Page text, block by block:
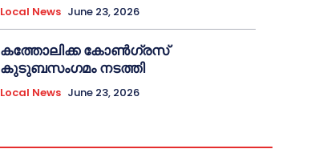
Local News June 23, 2026
കത്തോലിക്ക കോൺഗ്രസ്
കുടുബസംഗമം നടത്തി
Local News June 23, 2026